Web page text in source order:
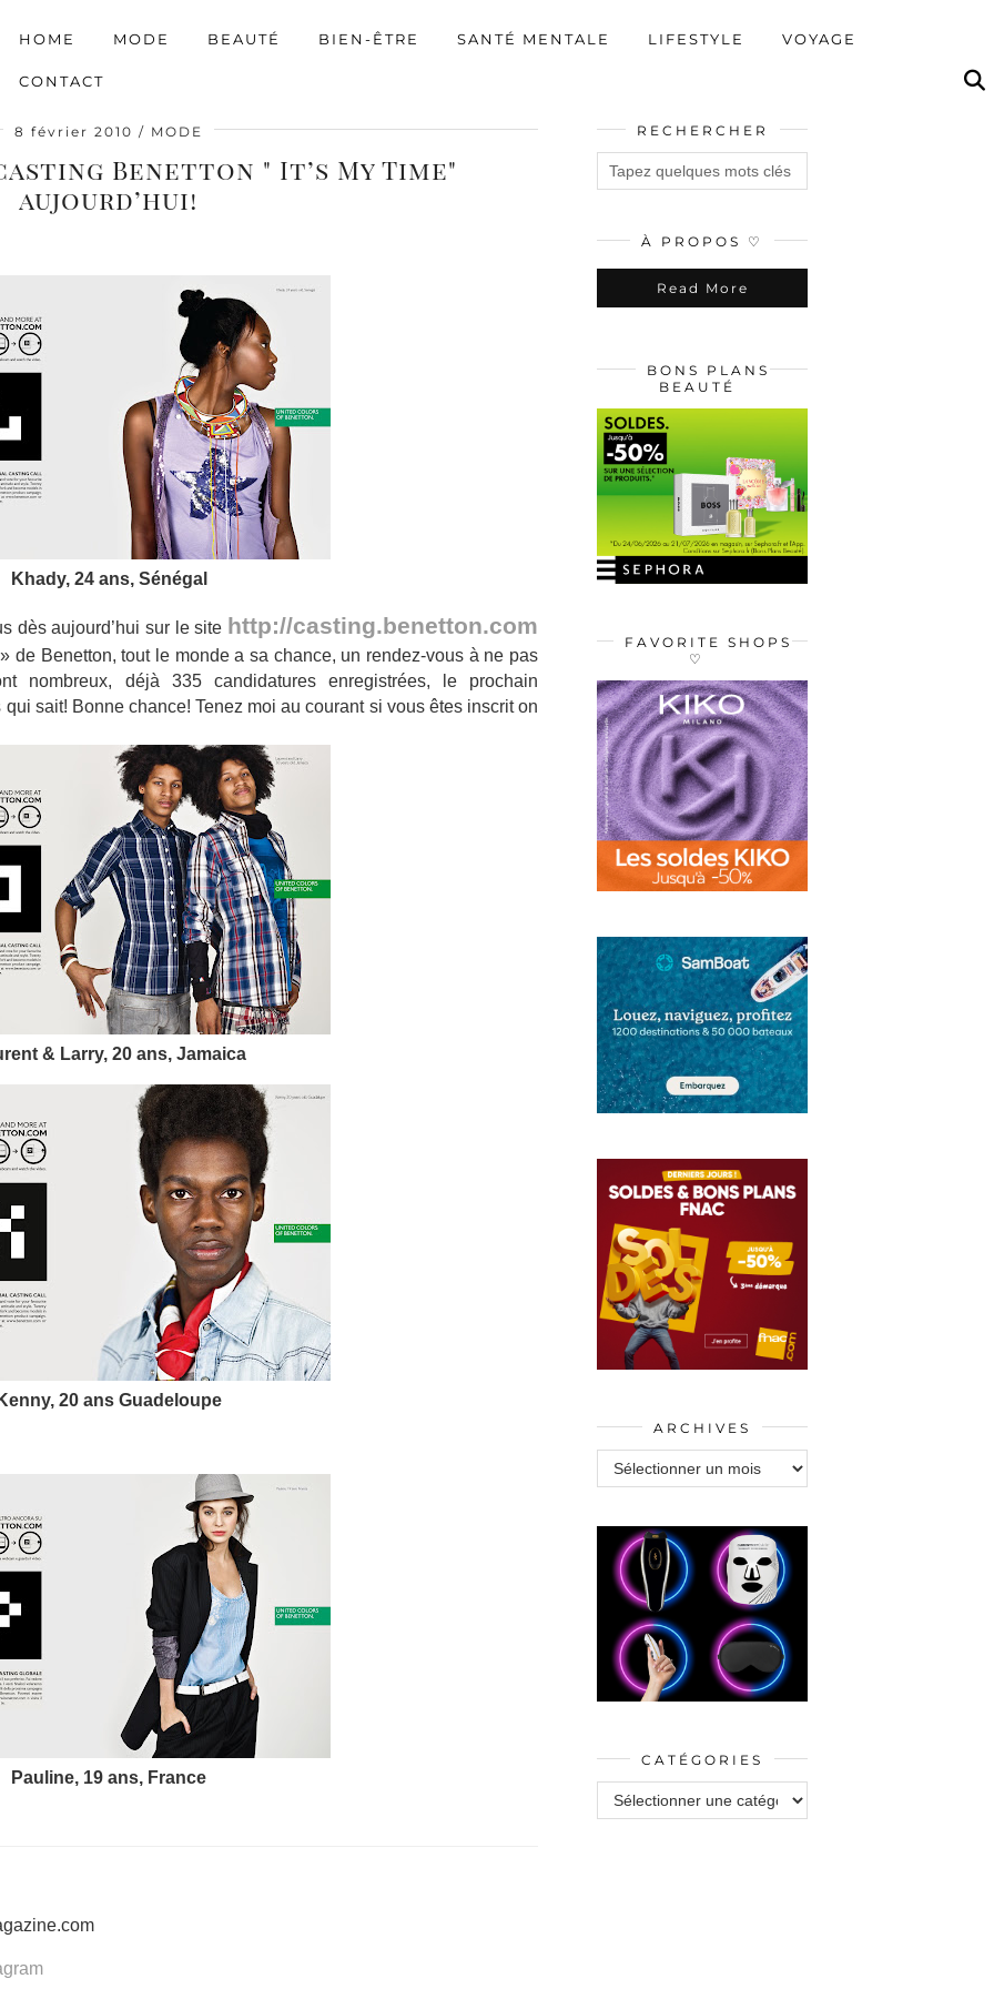
HOME MODE BEAUTÉ BIEN-ÊTRE SANTÉ MENTALE LIFESTYLE VOYAGE
CONTACT
8 février 2010 MODE
Benetton " It’s My Time"
aujourd’hui!
Khady, 24 ans, Sénégal
dès aujourd’hui sur le site http://casting.benetton.com
de Benetton, tout le monde a sa chance, un rendez-vous à ne pas
nombreux, déjà 335 candidatures enregistrées, le prochain
sait! Bonne chance! Tenez moi au courant si vous êtes inscrit on
& Larry, 20 ans, Jamaica
20 ans Guadeloupe
Pauline, 19 ans, France
RECHERCHER
À PROPOS ♡
Read More
BONS PLANS
BEAUTÉ
FAVORITE SHOPS
♡
ARCHIVES
Archives
CATÉGORIES
Catégories